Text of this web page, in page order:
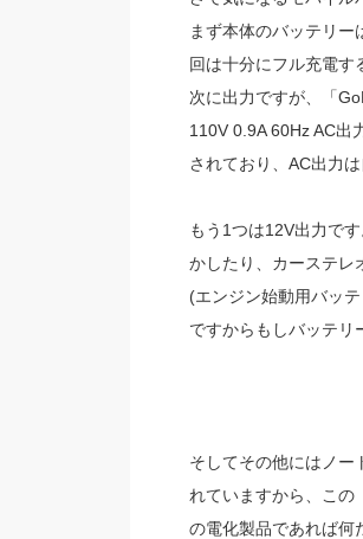
まず本体のバッテリ
回は十分にフル充電す
次に出力ですが、「
110V 0.9A 60Hz AC出
されており、AC出力
もう1つは12V出力で
かしたり、カーステレ
(エンジン始動用バッ
ですからもしバッテリ
そしてその他にはノー
れていますから、この
の電化製品であれば何